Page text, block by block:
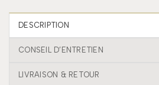
DESCRIPTION
CONSEIL D’ENTRETIEN
LIVRAISON & RETOUR